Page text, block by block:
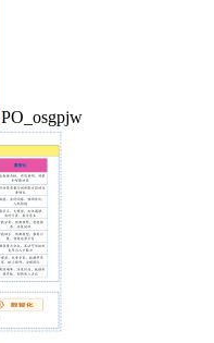
PO_osgpjw